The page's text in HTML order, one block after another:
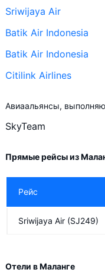
Sriwijaya Air
Batik Air Indonesia
Batik Air Indonesia
Citilink Airlines
Авиаальянсы,
SkyTeam
Прямые рейсы из
Рейс
Sriwijaya Air (SJ249)
Отели в Маланге